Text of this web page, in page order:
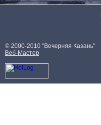
© 2000-2010 "Вечерняя Казань"
Веб-Мастер